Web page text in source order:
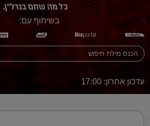
בשיתוף עם:
עדכון אחרון: 17:00